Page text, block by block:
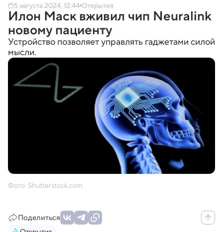
5 августа 2024, 12:44 Открытия
Илон Маск вживил чип Neuralink
новому пациенту
Устройство позволяет управлять гаджетами силой
мысли.
Фото: Shutterstock.com
Поделиться